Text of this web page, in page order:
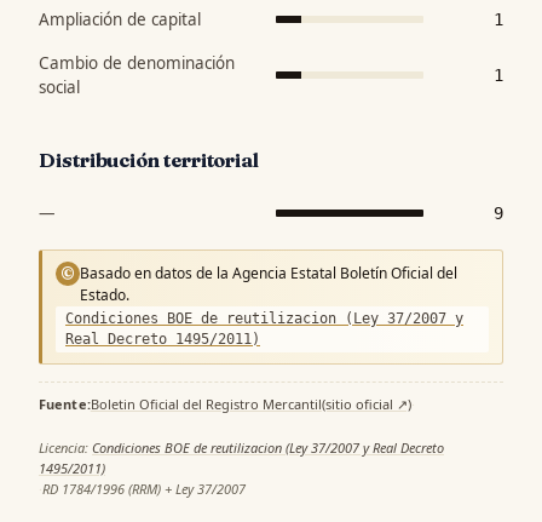
Ampliación de capital 1
Cambio de denominación
social
1
Distribución territorial
— 9
© Basado en datos de la Agencia Estatal Boletín Oficial del
Estado.
Condiciones BOE de reutilizacion (Ley 37/2007 y
Real Decreto 1495/2011)
Fuente:Boletin Oficial del Registro Mercantil(sitio oficial ↗)·
Licencia: Condiciones BOE de reutilizacion (Ley 37/2007 y Real Decreto
1495/2011)
·RD 1784/1996 (RRM) + Ley 37/2007